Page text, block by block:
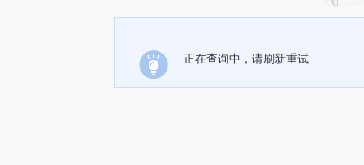
正在查询中，请刷新重试